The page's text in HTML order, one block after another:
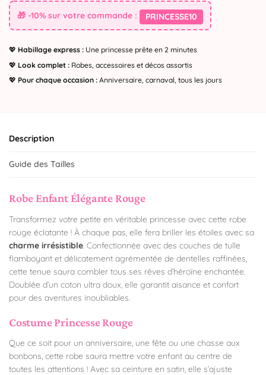
🎁 -10% sur votre commande : PRINCESSE10
💖 Habillage express : Une princesse prête en 2 minutes
💖 Look complet : Robes, accessoires et décos assortis
💖 Pour chaque occasion : Anniversaire, carnaval, tous les jours
Description
Guide des Tailles
Robe Enfant Élégante Rouge
Transformez votre petite en véritable princesse avec cette robe
rouge éclatante ! À chaque pas, elle fera briller les étoiles avec sa
charme irrésistible . Confectionnée avec des couches de tulle
flamboyant et délicatement agrémentée de dentelles raffinées,
cette tenue saura combler tous ses rêves d’héroïne enchantée.
Doublée d’un coton ultra doux, elle garantit aisance et confort
pour des aventures inoubliables.
Costume Princesse Rouge
Que ce soit pour un anniversaire, une fête ou une chasse aux
bonbons, cette robe saura mettre votre enfant au centre de
toutes les attentions ! Avec sa ceinture en satin, elle s’ajuste